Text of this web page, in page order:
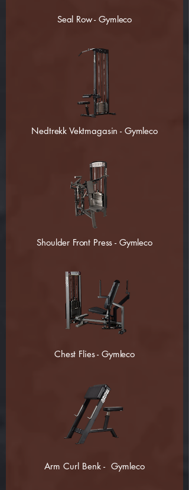
Seal Row - Gymleco
Nedtrekk Vektmagasin - Gymleco
Shoulder Front Press - Gymleco
Chest Flies - Gymleco
Arm Curl Benk - Gymleco